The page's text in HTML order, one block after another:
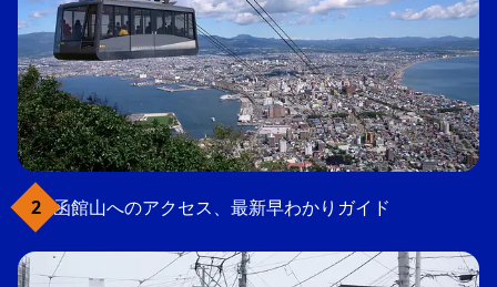
函館山へのアクセス、最新早わかりガイド